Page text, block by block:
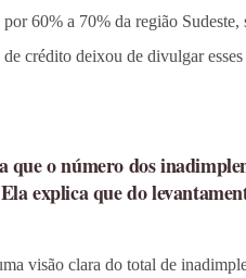
60% a 70% da região Sudeste,
crédito deixou de divulgar
o número dos
explica que do
visão clara do total de